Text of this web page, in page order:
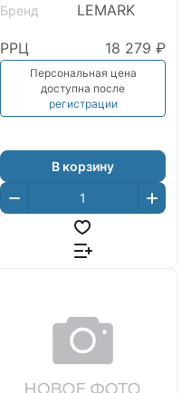
Бренд LEMARK
РРЦ 18 279 ₽
Персональная цена
доступна после
регистрации
В корзину